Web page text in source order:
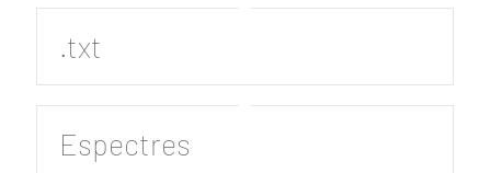
.txt
Espectres